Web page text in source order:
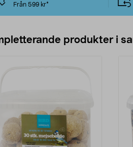
Från 599 kr*
produkter i